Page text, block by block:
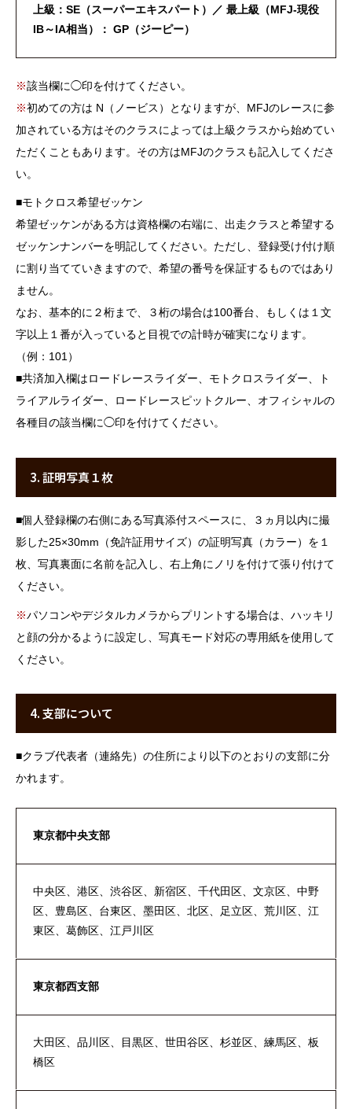
上級：SE（スーパーエキスパート）／ 最上級（MFJ-現役
IB～IA相当）： GP（ジーピー）
※該当欄に◯印を付けてください。
※初めての方は N（ノービス）となりますが、MFJのレースに参
加されている方はそのクラスによっては上級クラスから始めてい
ただくこともあります。その方はMFJのクラスも記入してくださ
い。
■モトクロス希望ゼッケン
希望ゼッケンがある方は資格欄の右端に、出走クラスと希望する
ゼッケンナンバーを明記してください。ただし、登録受け付け順
に割り当てていきますので、希望の番号を保証するものではあり
ません。
なお、基本的に２桁まで、３桁の場合は100番台、もしくは１文
字以上１番が入っていると目視での計時が確実になります。
（例：101）
■共済加入欄はロードレースライダー、モトクロスライダー、ト
ライアルライダー、ロードレースピットクルー、オフィシャルの
各種目の該当欄に◯印を付けてください。
3. 証明写真１枚
■個人登録欄の右側にある写真添付スペースに、３ヵ月以内に撮
影した25×30mm（免許証用サイズ）の証明写真（カラー）を１
枚、写真裏面に名前を記入し、右上角にノリを付けて張り付けて
ください。
※パソコンやデジタルカメラからプリントする場合は、ハッキリ
と顔の分かるように設定し、写真モード対応の専用紙を使用して
ください。
4. 支部について
■クラブ代表者（連絡先）の住所により以下のとおりの支部に分
かれます。
東京都中央支部
中央区、港区、渋谷区、新宿区、千代田区、文京区、中野
区、豊島区、台東区、墨田区、北区、足立区、荒川区、江
東区、葛飾区、江戸川区
東京都西支部
大田区、品川区、目黒区、世田谷区、杉並区、練馬区、板
橋区